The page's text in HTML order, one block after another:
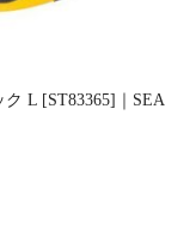
L [ST83365]｜SEA